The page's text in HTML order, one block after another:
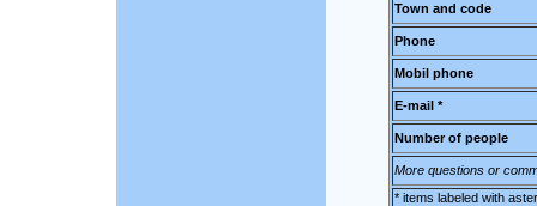
Town and code
Phone
Mobil phone
E-mail *
Number of people
More questions or
* items labeled with